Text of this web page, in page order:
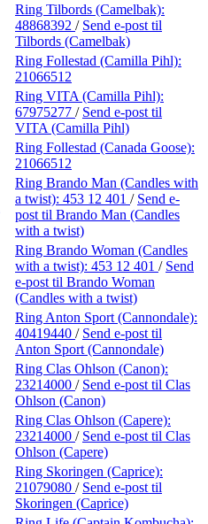
Ring Tilbords (Camelbak):
48868392 / Send e-post til
Tilbords (Camelbak)
Ring Follestad (Camilla Pihl):
21066512
Ring VITA (Camilla Pihl):
67975277 / Send e-post til
VITA (Camilla Pihl)
Ring Follestad (Canada Goose):
21066512
Ring Brando Man (Candles with
a twist): 453 12 401 / Send e-
post til Brando Man (Candles
with a twist)
Ring Brando Woman (Candles
with a twist): 453 12 401 / Send
e-post til Brando Woman
(Candles with a twist)
Ring Anton Sport (Cannondale):
40419440 / Send e-post til
Anton Sport (Cannondale)
Ring Clas Ohlson (Canon):
23214000 / Send e-post til Clas
Ohlson (Canon)
Ring Clas Ohlson (Capere):
23214000 / Send e-post til Clas
Ohlson (Capere)
Ring Skoringen (Caprice):
21079080 / Send e-post til
Skoringen (Caprice)